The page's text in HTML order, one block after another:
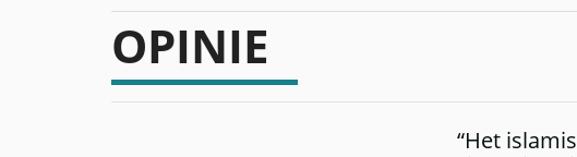
“Besnijdenisdebat toont hoe moeilijk seculiere Westen
CITYTRIP | ROEMENIË – Boekarest: de verrassing van
“Vandaag zit elke Jood in België op de beklaagdenbank”
goKosher lanceert nieuwe website en samenwerking
OPINIE
“Het